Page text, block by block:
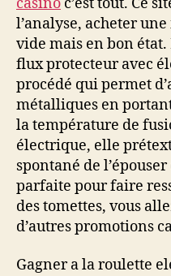
l’analyse, acheter
vide mais en bon état.
flux protecteur avec
procédé qui permet
métalliques en
la température de
électrique, elle
spontané de
parfaite pour faire
des tomettes, vous
d’autres promotions
Gagner a la roulette